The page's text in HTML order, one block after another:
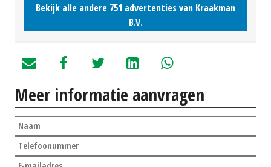
Bekijk alle andere 751 advertenties van Kraakman
B.V.
Meer informatie aanvragen